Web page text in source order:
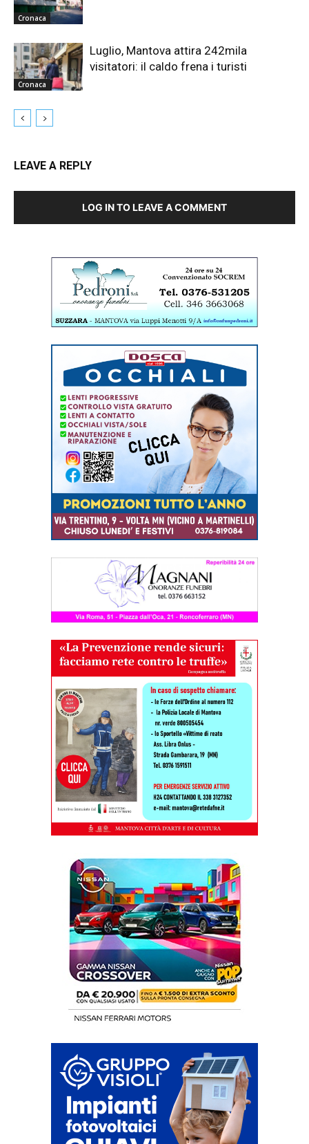
Cronaca
Cronaca
Luglio, Mantova attira 242mila
visitatori: il caldo frena i turisti
LEAVE A REPLY
LOG IN TO LEAVE A COMMENT